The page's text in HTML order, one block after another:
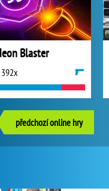
Blaster
předchozí online hry